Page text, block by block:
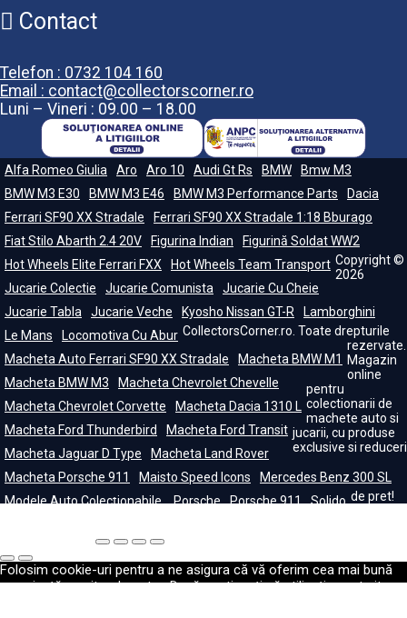
Contact
Telefon : 0732 104 160
Email : contact@collectorscorner.ro
Luni – Vineri : 09.00 – 18.00
Alfa Romeo Giulia Aro Aro 10 Audi Gt Rs BMW
Bmw M3
BMW M3 E30
BMW M3 E46 BMW M3 Performance Parts
Dacia
Ferrari SF90 XX Stradale
Ferrari SF90 XX Stradale 1:18 Bburago
Fiat Stilo Abarth 2.4 20V
Figurina Indian
Figurină Soldat WW2
Hot Wheels Elite Ferrari FXX
Hot Wheels Team Transport
Jucarie Colectie
Jucarie Comunista
Jucarie Cu Cheie
Jucarie Tabla
Jucarie Veche Kyosho Nissan GT-R
Lamborghini
Le Mans
Locomotiva Cu Abur
Macheta Auto Ferrari SF90 XX Stradale
Macheta BMW M1
Macheta BMW M3
Macheta Chevrolet Chevelle
Macheta Chevrolet Corvette
Macheta Dacia 1310 L
Macheta Ford Thunderbird
Macheta Ford Transit
Macheta Jaguar D Type
Macheta Land Rover
Macheta Porsche 911
Maisto Speed Icons
Mercedes Benz 300 SL
Modele Auto Colecționabile.
Porsche Porsche 911
Solido
Copyright ©
2026
CollectorsCorner.ro. Toate drepturile
rezervate.
Magazin
online
pentru
colectionarii de
machete auto si
jucarii, cu produse
exclusive si reduceri
de pret!
Folosim cookie-uri pentru a ne asigura că vă oferim cea mai bună
experiență pe site-ul nostru. Dacă continuați să utilizați acest site,